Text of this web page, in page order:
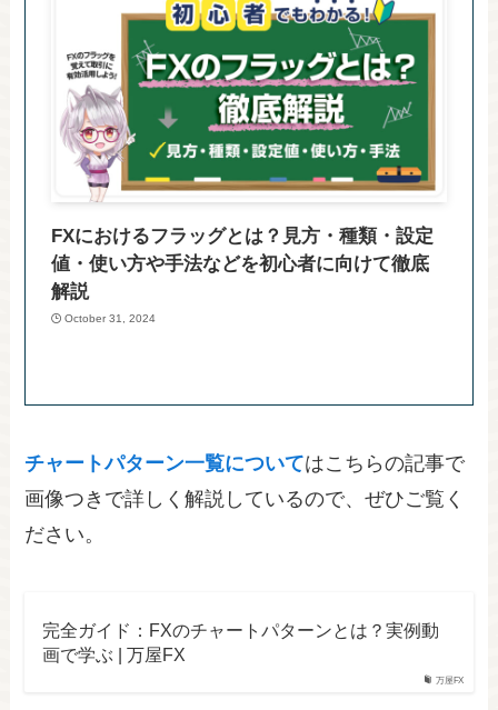
FXにおけるフラッグとは？見方・種類・設定
値・使い方や手法などを初心者に向けて徹底
解説
October 31, 2024
チャートパターン一覧についてはこちらの記事で
画像つきで詳しく解説しているので、ぜひご覧く
ださい。
万屋FX
完全ガイド：FXのチャートパターンとは？実例動
画で学ぶ | 万屋FX